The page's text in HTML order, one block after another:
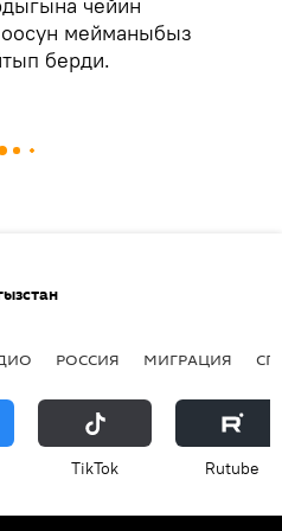
мейманыбыз
берди.
РОССИЯ МИГРАЦИЯ
ТikТоk Rutube